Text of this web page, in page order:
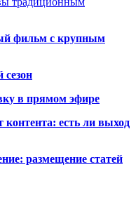
фильм с крупным
у в прямом эфире
контента: есть ли выход
размещение статей